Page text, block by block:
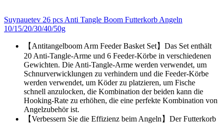
Suynauetev 26 pcs Anti Tangle Boom Futterkorb Angeln
10/15/20/30/40/50g
【Antitangelboom Arm Feeder Basket Set】Das Set enthält
20 Anti-Tangle-Arme und 6 Feeder-Körbe in verschiedenen
Gewichten. Die Anti-Tangle-Arme werden verwendet, um
Schnurverwicklungen zu verhindern und die Feeder-Körbe
werden verwendet, um Köder zu platzieren, um Fische
schnell anzulocken, die Kombination der beiden kann die
Hooking-Rate zu erhöhen, die eine perfekte Kombination von
Angelzubehör ist.
【Verbessern Sie die Effizienz beim Angeln】Der Futterkorb